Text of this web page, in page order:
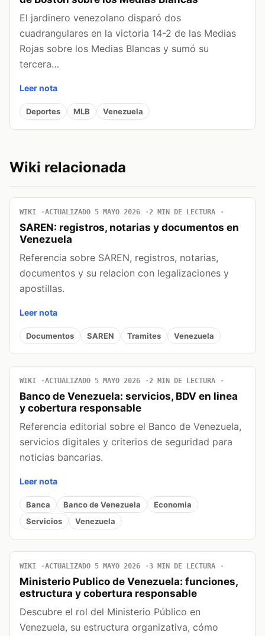
El jardinero venezolano disparó dos
cuadrangulares en la victoria 14-2 de las Medias
Rojas sobre los Medias Blancas y sumó su
tercera…
Leer nota
Deportes MLB Venezuela
Wiki relacionada
WIKI ACTUALIZADO 5 MAYO 2026 2 MIN DE LECTURA
SAREN: registros, notarias y documentos en
Venezuela
Referencia sobre SAREN, registros, notarias,
documentos y su relacion con legalizaciones y
apostillas.
Leer nota
Documentos SAREN Tramites Venezuela
WIKI ACTUALIZADO 5 MAYO 2026 2 MIN DE LECTURA
Banco de Venezuela: servicios, BDV en linea
y cobertura responsable
Referencia editorial sobre el Banco de Venezuela,
servicios digitales y criterios de seguridad para
noticias bancarias.
Leer nota
Banca Banco de Venezuela
Economia
Servicios
Venezuela
WIKI ACTUALIZADO 5 MAYO 2026 3 MIN DE LECTURA
Ministerio Publico de Venezuela: funciones,
estructura y cobertura responsable
Descubre el rol del Ministerio Público en
Venezuela, su estructura organizativa, cómo